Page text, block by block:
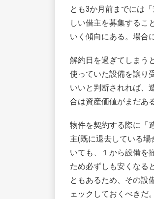
とも3か月前までには
しい借主を募集するこ
いく傾向にある。場合
解約日を過ぎてしまう
使っていた設備を譲り
いいと判断されれば、
合は資産価値がまだあ
物件を契約する際に「
主(既に退去している
いても、１から設備を
ため必ずしも安くなる
ともあるため、その設
ェックしておくべきだ。